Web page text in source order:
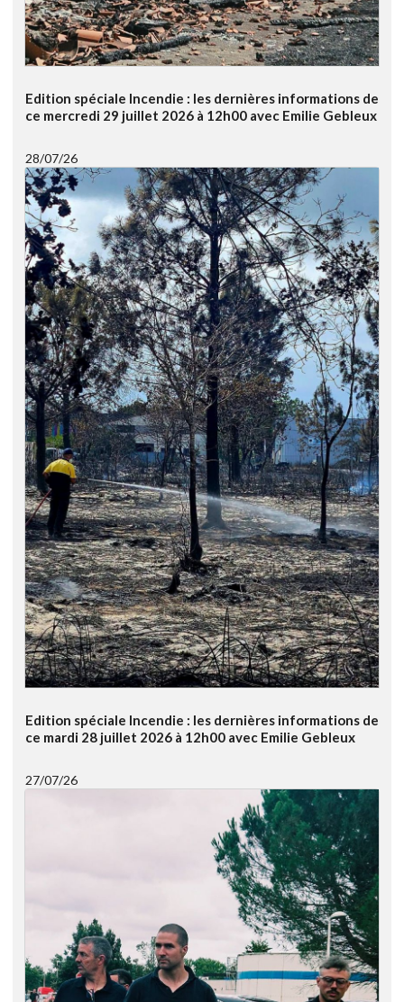
Edition spéciale Incendie : les dernières informations de
ce mercredi 29 juillet 2026 à 12h00 avec Emilie Gebleux
28/07/26
Edition spéciale Incendie : les dernières informations de
ce mardi 28 juillet 2026 à 12h00 avec Emilie Gebleux
27/07/26